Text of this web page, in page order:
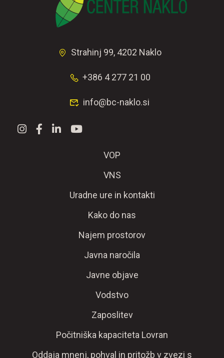
Strahinj 99, 4202 Naklo
+386 4 277 21 00
info@bc-naklo.si
VOP
VNS
Uradne ure in kontakti
Kako do nas
Najem prostorov
Javna naročila
Javne objave
Vodstvo
Zaposlitev
Počitniška kapaciteta Lovran
Oddaja mnenj, pohval in pritožb v zvezi s